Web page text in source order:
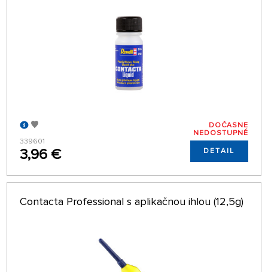
339601
3,96 €
DOČASNE
NEDOSTUPNÉ
DETAIL
Contacta Professional s aplikačnou ihlou (12,5g)